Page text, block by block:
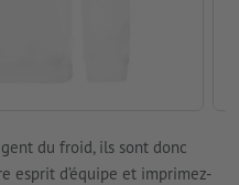
du froid, ils sont donc
esprit d’équipe et imprimez-